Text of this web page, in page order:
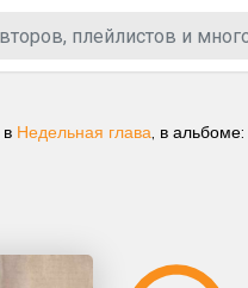
в Недельная глава, в альбоме: